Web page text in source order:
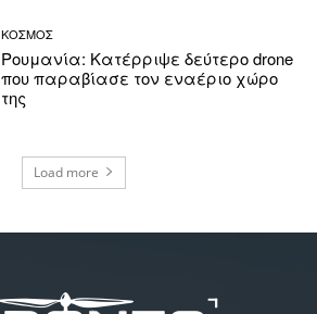
ΚΟΣΜΟΣ
Ρουμανία: Κατέρριψε δεύτερο drone
που παραβίασε τον εναέριο χώρο
της
Load more